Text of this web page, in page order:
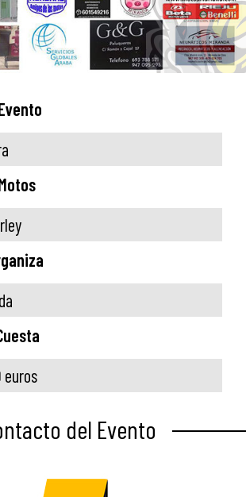
euros
del Evento